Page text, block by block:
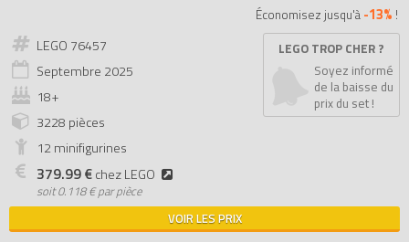
Économisez jusqu'à -13% !
LEGO 76457
Septembre 2025
18+
3228 pièces
12 minifigurines
379.99 €chez LEGO
soit0.118 € par pièce
LEGO TROP CHER ?
Soyez informé
de la baisse du
prix du set !
VOIR LES PRIX